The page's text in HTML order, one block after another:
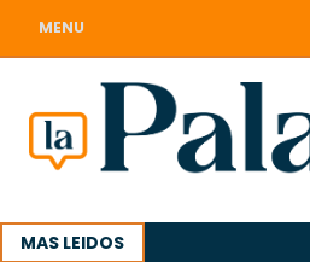
MENU
MAS LEIDOS